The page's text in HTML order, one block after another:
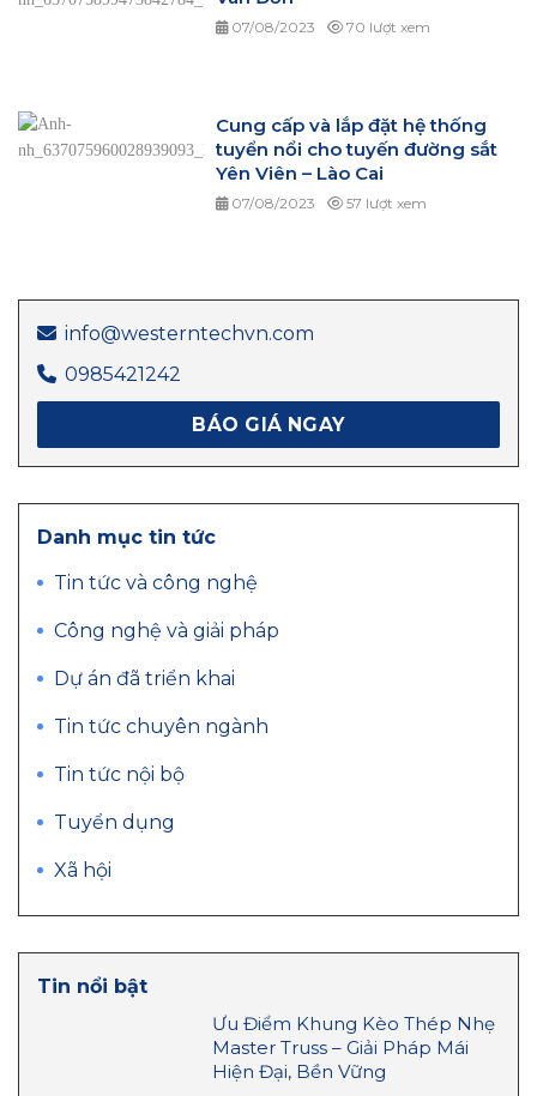
07/08/2023 70 lượt xem
Cung cấp và lắp đặt hệ thống
tuyển nổi cho tuyến đường sắt
Yên Viên – Lào Cai
07/08/2023 57 lượt xem
info@westerntechvn.com
0985421242
BÁO GIÁ NGAY
Danh mục tin tức
Tin tức và công nghệ
Công nghệ và giải pháp
Dự án đã triển khai
Tin tức chuyên ngành
Tin tức nội bộ
Tuyển dụng
Xã hội
Tin nổi bật
Ưu Điểm Khung Kèo Thép Nhẹ
Master Truss – Giải Pháp Mái
Hiện Đại, Bền Vững